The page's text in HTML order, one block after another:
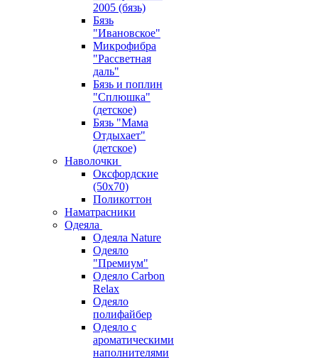
2005 (бязь)
Бязь
"Ивановское"
Микрофибра
"Рассветная
даль"
Бязь и поплин
"Сплюшка"
(детское)
Бязь "Мама
Отдыхает"
(детское)
Наволочки
Оксфордские
(50х70)
Поликоттон
Наматрасники
Одеяла
Одеяла Nature
Одеяло
"Премиум"
Одеяло Carbon
Relax
Одеяло
полифайбер
Одеяло с
ароматическими
наполнителями